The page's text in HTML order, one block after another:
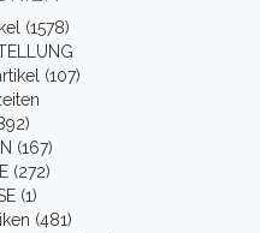
(1578)
(107)
(167)
(272)
(1)
(481)